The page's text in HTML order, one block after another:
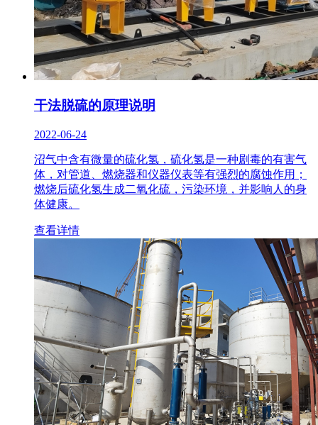
干法脱硫的原理说明
2022-06-24
沼气中含有微量的硫化氢，硫化氢是一种剧毒的有害气
体，对管道、燃烧器和仪器仪表等有强烈的腐蚀作用；
燃烧后硫化氢生成二氧化硫，污染环境，并影响人的身
体健康。
查看详情